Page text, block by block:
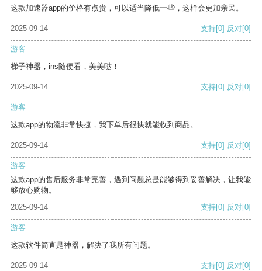
这款加速器app的价格有点贵，可以适当降低一些，这样会更加亲民。
2025-09-14 支持[0] 反对[0]
游客
梯子神器，ins随便看，美美哒！
2025-09-14 支持[0] 反对[0]
游客
这款app的物流非常快捷，我下单后很快就能收到商品。
2025-09-14 支持[0] 反对[0]
游客
这款app的售后服务非常完善，遇到问题总是能够得到妥善解决，让我能
够放心购物。
2025-09-14
支持[0] 反对[0]
游客
这款软件简直是神器，解决了我所有问题。
2025-09-14 支持[0] 反对[0]